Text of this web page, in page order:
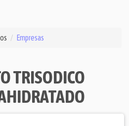
Empresas
TRISODICO